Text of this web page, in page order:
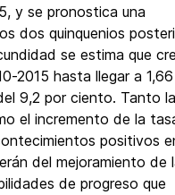
y se pronostica una
dos quinquenios
se estima que
2015 hasta llegar a
9,2 por ciento. Tanto la
el incremento de la
positivos
del mejoramiento de
de progreso que